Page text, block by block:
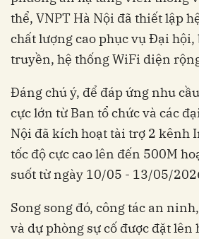
thể, VNPT Hà Nội đã thiết lập
chất lượng cao phục vụ Đại hội,
truyền, hệ thống WiFi diện
Đáng chú ý, để đáp ứng nhu
cực lớn từ Ban tổ chức và các
Nội đã kích hoạt tài trợ 2 kênh
tốc độ cực cao lên đến 500M
suốt từ ngày 10/05 - 13/05/
Song song đó, công tác an
và dự phòng sự cố được đặt lên